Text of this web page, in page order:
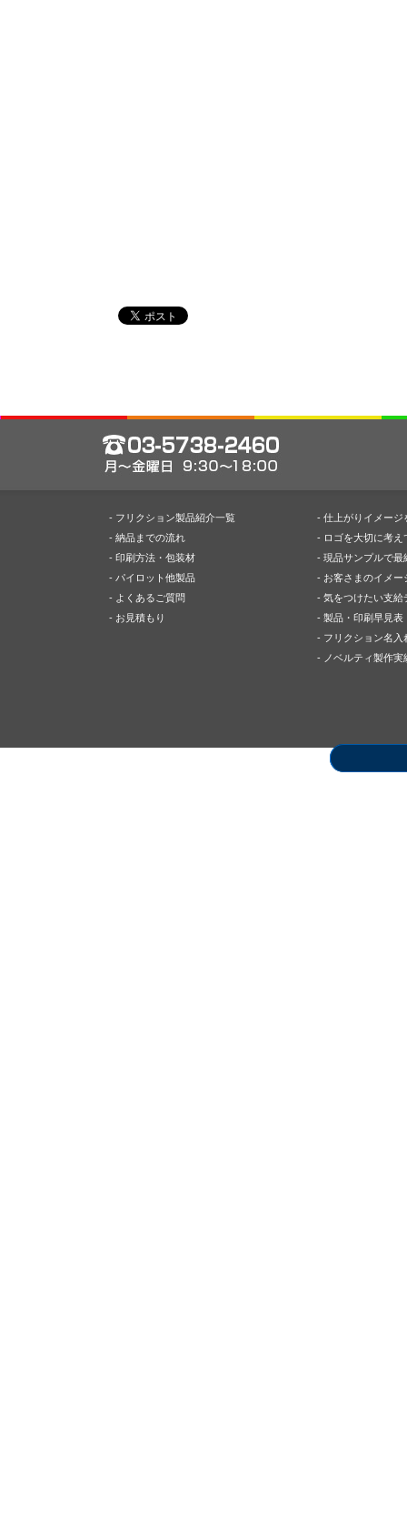
- フリクション製品紹介一覧
- 納品までの流れ
- 印刷方法・包装材
- パイロット他製品
- よくあるご質問
- お見積もり
- 仕上がりイメージ
- ロゴを大切に考え
- 現品サンプルで最
- お客さまのイメー
- 気をつけたい支給
- 製品・印刷早見表
- フリクション名入
- ノベルティ製作実